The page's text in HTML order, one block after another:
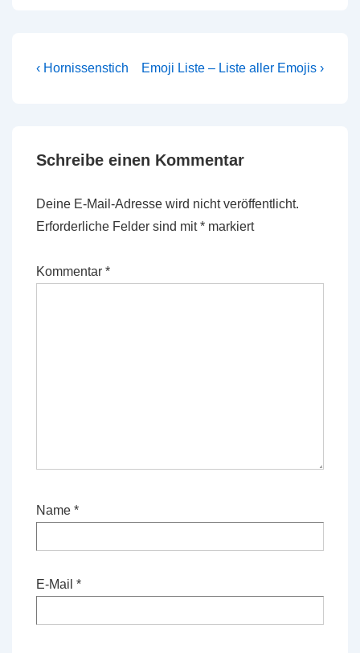
Beitragsnavigation
Vorheriger
‹ Hornissenstich
Nächster
Emoji Liste – Liste aller Emojis ›
Schreibe einen Kommentar
Deine E-Mail-Adresse wird nicht veröffentlicht.
Erforderliche Felder sind mit* markiert
Kommentar *
Name *
E-Mail *